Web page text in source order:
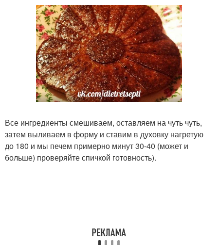
Все ингредиенты смешиваем, оставляем на чуть чуть,
затем выливаем в форму и ставим в духовку нагретую
до 180 и мы печем примерно минут 30-40 (может и
больше) проверяйте спичкой готовность).